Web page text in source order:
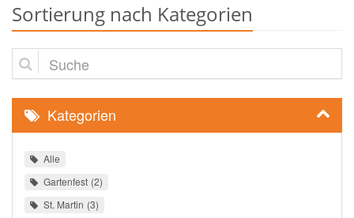
Sortierung nach Kategorien
Suche
Kategorien
Alle
Gartenfest 2
St. Martin 3